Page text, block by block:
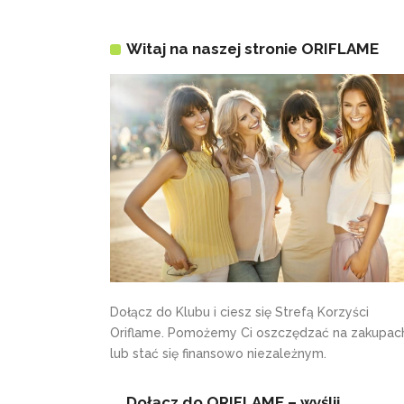
Witaj na naszej stronie ORIFLAME
Dołącz do Klubu i ciesz się Strefą Korzyści
Oriflame. Pomożemy Ci oszczędzać na
lub stać się finansowo niezależnym.